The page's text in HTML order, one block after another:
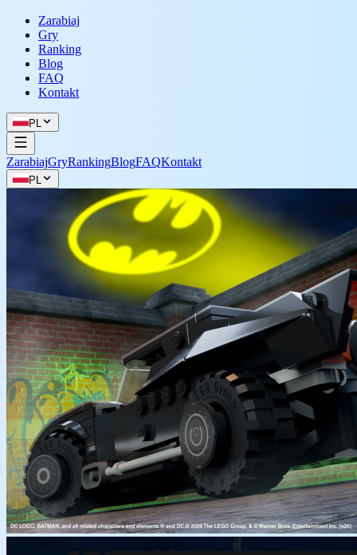
Zarabiaj
Gry
Ranking
Blog
FAQ
Kontakt
PL
ZarabiajGryRankingBlogFAQKontakt
PL